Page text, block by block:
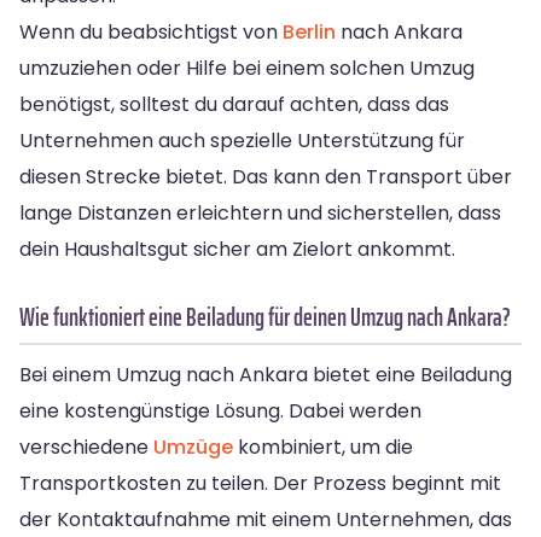
Wenn du beabsichtigst von Berlin nach Ankara
umzuziehen oder Hilfe bei einem solchen Umzug
benötigst, solltest du darauf achten, dass das
Unternehmen auch spezielle Unterstützung für
diesen Strecke bietet. Das kann den Transport über
lange Distanzen erleichtern und sicherstellen, dass
dein Haushaltsgut sicher am Zielort ankommt.
Wie funktioniert eine Beiladung für deinen Umzug nach Ankara?
Bei einem Umzug nach Ankara bietet eine Beiladung
eine kostengünstige Lösung. Dabei werden
verschiedene Umzüge kombiniert, um die
Transportkosten zu teilen. Der Prozess beginnt mit
der Kontaktaufnahme mit einem Unternehmen, das